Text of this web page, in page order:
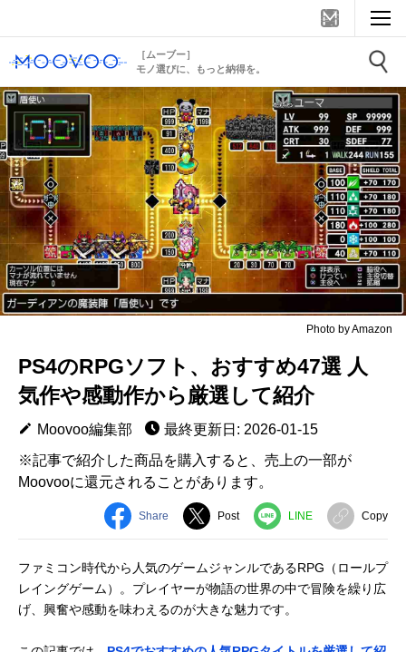
［ムーブー］
モノ選びに、もっと納得を。
Photo by Amazon
PS4のRPGソフト、おすすめ47選 人
気作や感動作から厳選して紹介
Moovoo編集部
最終更新日: 2026-01-15
※記事で紹介した商品を購入すると、売上の一部が
Moovooに還元されることがあります。
Share Post LINE Copy
ファミコン時代から人気のゲームジャンルであるRPG（ロールプ
レイングゲーム）。プレイヤーが物語の世界の中で冒険を繰り広
げ、興奮や感動を味わえるのが大きな魅力です。